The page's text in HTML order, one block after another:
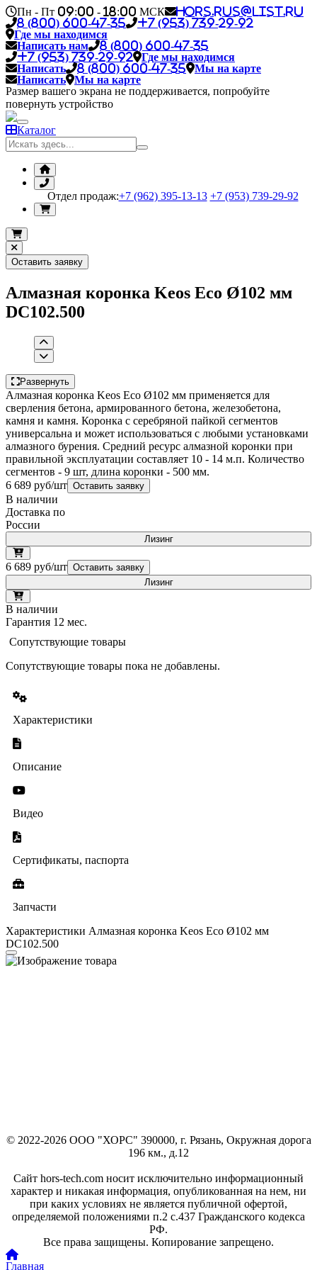
Пн - Пт 09:00 - 18:00 МСК
hors.rus@list.ru
8 (800) 600-47-35
+7 (953) 739-29-92
Где мы находимся
Написать нам
8 (800) 600-47-35
+7 (953) 739-29-92
Где мы находимся
Написать
8 (800) 600-47-35
Мы на карте
Написать
Мы на карте
Размер вашего экрана не поддерживается, попробуйте
повернуть устройство
Каталог
Отдел продаж:+7 (962) 395-13-13 +7 (953) 739-29-92
Оставить заявку
Алмазная коронка Keos Eco Ø102 мм
DC102.500
Развернуть
Алмазная коронка Keos Eco Ø102 мм применяется для
сверления бетона, армированного бетона, железобетона,
камня и камня. Коронка с серебряной пайкой сегментов
универсальна и может использоваться с любыми установками
алмазного бурения. Средний ресурс алмазной коронки при
правильной эксплуатации составляет 10 - 14 м.п. Количество
сегментов - 9 шт, длина коронки - 500 мм.
6 689 руб/шт Оставить заявку
В наличии
Доставка по
России
Лизинг
6 689 руб/шт Оставить заявку
Лизинг
В наличии
Гарантия 12 мес.
Сопутствующие товары
Сопутствующие товары пока не добавлены.
Характеристики
Описание
Видео
Сертификаты, паспорта
Запчасти
Характеристики Алмазная коронка Keos Eco Ø102 мм
DC102.500
© 2022-2026 ООО "ХОРС" 390000, г. Рязань, Окружная дорога
196 км., д.12
Сайт hors-tech.com носит исключительно информационный
характер и никакая информация, опубликованная на нем, ни
при каких условиях не является публичной офертой,
определяемой положениями п.2 с.437 Гражданского кодекса
РФ.
Все права защищены. Копирование запрещено.
Главная